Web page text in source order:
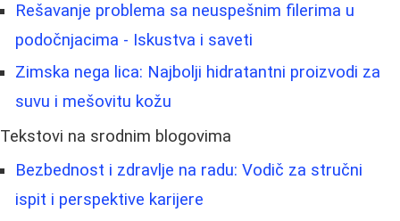
Rešavanje problema sa neuspešnim filerima u
podočnjacima - Iskustva i saveti
Zimska nega lica: Najbolji hidratantni proizvodi za
suvu i mešovitu kožu
Tekstovi na srodnim blogovima
Bezbednost i zdravlje na radu: Vodič za stručni
ispit i perspektive karijere